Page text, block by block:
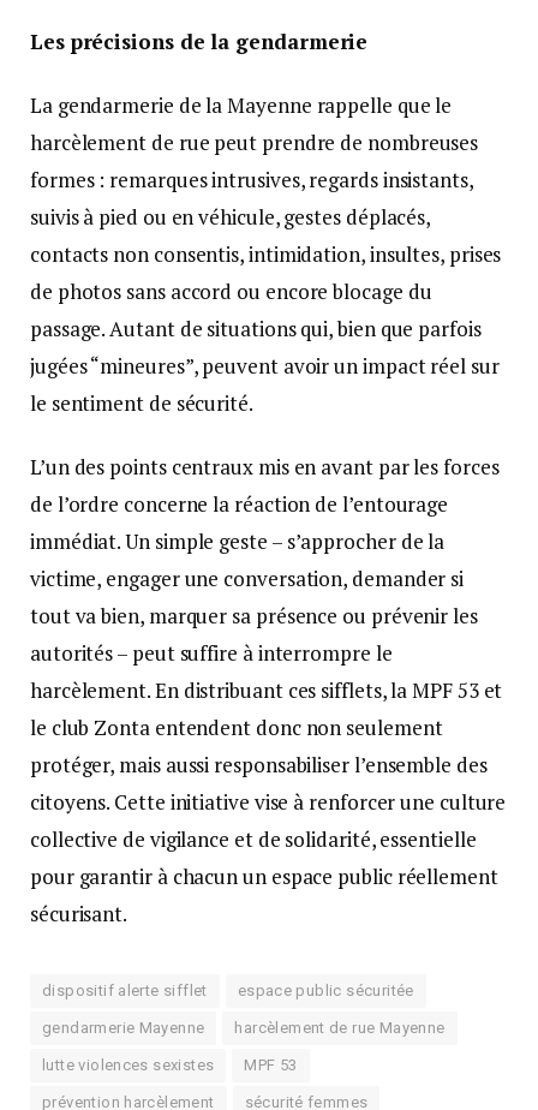
Les précisions de la gendarmerie
La gendarmerie de la Mayenne rappelle que le
harcèlement de rue peut prendre de nombreuses
formes : remarques intrusives, regards insistants,
suivis à pied ou en véhicule, gestes déplacés,
contacts non consentis, intimidation, insultes, prises
de photos sans accord ou encore blocage du
passage. Autant de situations qui, bien que parfois
jugées “mineures”, peuvent avoir un impact réel sur
le sentiment de sécurité.
L’un des points centraux mis en avant par les forces
de l’ordre concerne la réaction de l’entourage
immédiat. Un simple geste – s’approcher de la
victime, engager une conversation, demander si
tout va bien, marquer sa présence ou prévenir les
autorités – peut suffire à interrompre le
harcèlement. En distribuant ces sifflets, la MPF 53 et
le club Zonta entendent donc non seulement
protéger, mais aussi responsabiliser l’ensemble des
citoyens. Cette initiative vise à renforcer une culture
collective de vigilance et de solidarité, essentielle
pour garantir à chacun un espace public réellement
sécurisant.
dispositif alerte sifflet espace public sécuritée
gendarmerie Mayenne harcèlement de rue Mayenne
lutte violences sexistes MPF 53
prévention harcèlement sécurité femmes